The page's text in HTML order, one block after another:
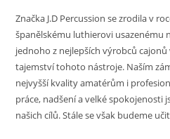
Značka J.D Percussion se zrodila v
španělskému luthierovi usazenému
jednoho z nejlepších výrobců cajonů
tajemství tohoto nástroje. Naším
nejvyšší kvality amatérům i
práce, nadšení a velké spokojenosti
našich cílů. Stále se však budeme